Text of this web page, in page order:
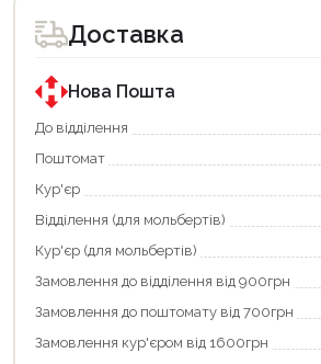
для
покупки
державною
програмою
єКнига.
Використовуйте
карту
щоб
зекономити
та
отримати
переваги!
картою
єКнига
–
для
покупки
державною
програмою
«Національний
кешбек».
покупку
«Національний
кешбек»
та
отримуйте
повернення
Економте
більше
разом
Доставка
Нова Пошта
До відділення
Поштомат
Кур'єр
Відділення (для мольбертів)
Кур'єр (для мольбертів)
Замовлення до відділення від 900грн
Замовлення до поштомату від 700грн
Замовлення кур'єром від 1600грн